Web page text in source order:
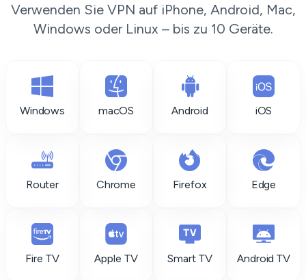
Verwenden Sie VPN auf iPhone, Android, Mac,
Windows oder Linux – bis zu 10 Geräte.
Windows macOS Android iOS
Router Chrome Firefox Edge
Fire TV Apple TV Smart TV Android TV